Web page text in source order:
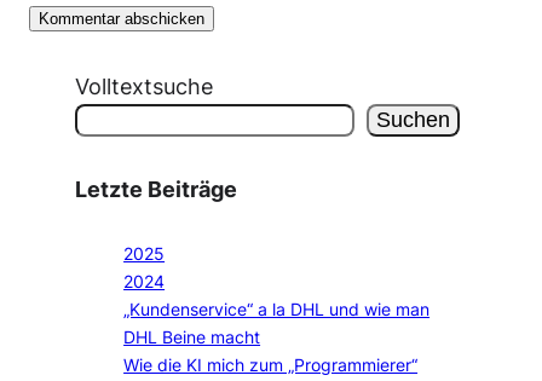
Volltextsuche
Suchen
Letzte Beiträge
2025
2024
„Kundenservice“ a la DHL und wie man
DHL Beine macht
Wie die KI mich zum „Programmierer“